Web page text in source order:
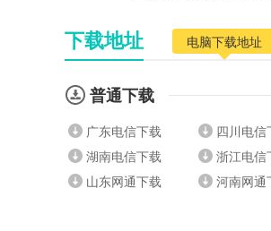
下载地址 电脑下载地址
普通下载
广东电信下载 四川电信
湖南电信下载
浙江电信
山东网通下载
河南网通